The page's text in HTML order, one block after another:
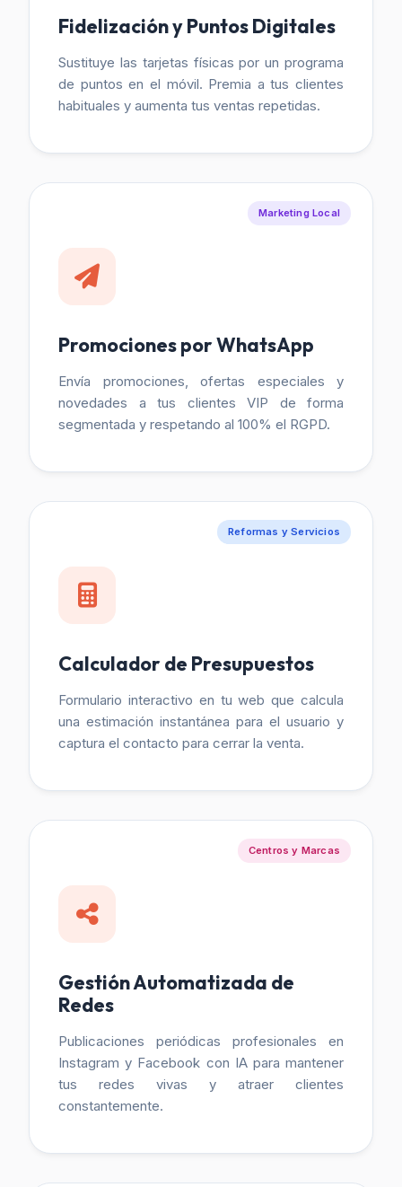
Fidelización y Puntos Digitales
Sustituye las tarjetas físicas por un programa
de puntos en el móvil. Premia a tus clientes
habituales y aumenta tus ventas repetidas.
Marketing Local
Promociones por WhatsApp
Envía promociones, ofertas especiales y
novedades a tus clientes VIP de forma
segmentada y respetando al 100% el RGPD.
Reformas y Servicios
Calculador de Presupuestos
Formulario interactivo en tu web que calcula
una estimación instantánea para el usuario y
captura el contacto para cerrar la venta.
Centros y Marcas
Gestión Automatizada de
Redes
Publicaciones periódicas profesionales en
Instagram y Facebook con IA para mantener
tus redes vivas y atraer clientes
constantemente.